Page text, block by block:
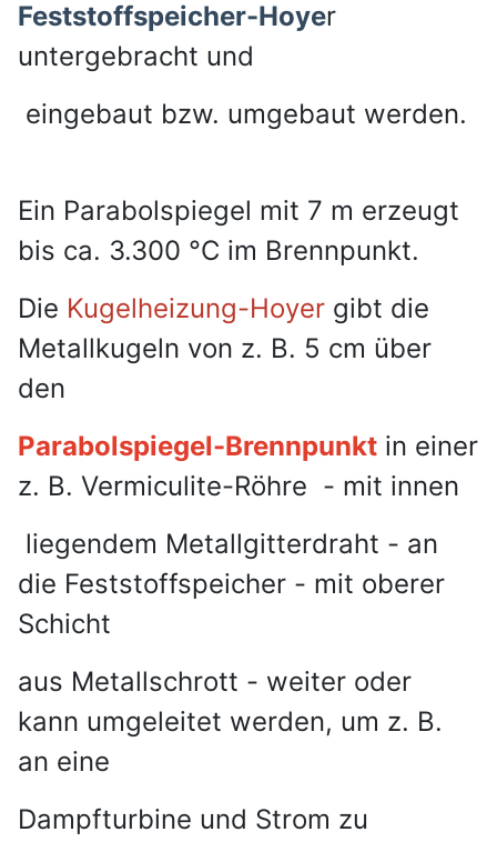
Feststoffspeicher-Hoyer
untergebracht und
eingebaut bzw. umgebaut werden.
Ein Parabolspiegel mit 7 m erzeugt
bis ca. 3.300 °C im Brennpunkt.
Die Kugelheizung-Hoyer gibt die
Metallkugeln von z. B. 5 cm über
den
Parabolspiegel-Brennpunkt in einer
z. B. Vermiculite-Röhre - mit innen
liegendem Metallgitterdraht - an
die Feststoffspeicher - mit oberer
Schicht
aus Metallschrott - weiter oder
kann umgeleitet werden, um z. B.
an eine
Dampfturbine und Strom zu